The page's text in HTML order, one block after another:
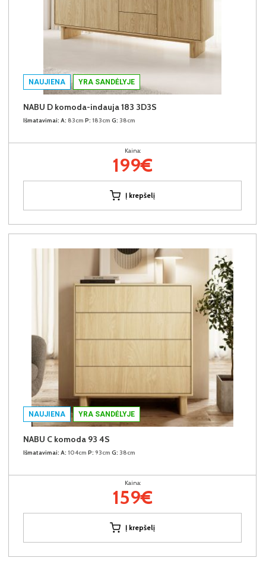
NAUJIENA YRA SANDĖLYJE
NABU D komoda-indauja 183 3D3S
Išmatavimai: A: 83cm P: 183cm G: 38cm
Kaina:
199€
Į krepšelį
NAUJIENA YRA SANDĖLYJE
NABU C komoda 93 4S
Išmatavimai: A: 104cm P: 93cm G: 38cm
Kaina:
159€
Į krepšelį